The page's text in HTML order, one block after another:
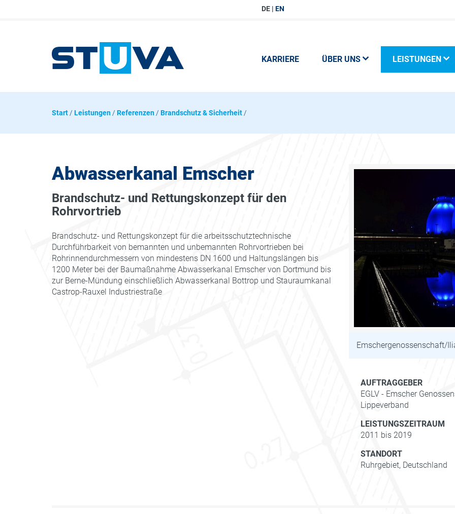
DE
EN
KARRIERE ÜBER UNS LEISTUNGEN
Start / Leistungen / Referenzen / Brandschutz & Sicherheit /
Abwasserkanal Emscher
Brandschutz- und Rettungskonzept für den
Rohrvortrieb
Brandschutz- und Rettungskonzept für die arbeitsschutztechnische
Durchführbarkeit von bemannten und unbemannten Rohrvortrieben bei
Rohrinnendurchmessern von mindestens DN 1600 und Haltungslängen bis
1200 Meter bei der Baumaßnahme Abwasserkanal Emscher von Dortmund bis
zur Berne-Mündung einschließlich Abwasserkanal Bottrop und Stauraumkanal
Castrop-Rauxel Industriestraße
Emschergenossenschaft/
AUFTRAGGEBER
EGLV - Emscher
Lippeverband
LEISTUNGSZEITRAUM
2011 bis 2019
STANDORT
Ruhrgebiet, Deutschland